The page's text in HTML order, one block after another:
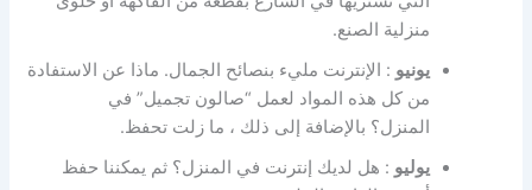
منزلية الصنع.
يونيو : الإنترنت مليء بنصائح الجمال. ماذا عن الاستفادة
من كل هذه المواد لعمل “صالون تجميل” في
المنزل؟ بالإضافة إلى ذلك ، ما زلت تحفظ.
يوليو : هل لديك إنترنت في المنزل؟ ثم يمكننا حفظ